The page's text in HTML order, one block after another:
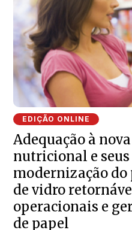
EDIÇÃO ONLINE
Adequação à
nutricional e
modernização do
de vidro
operacionais e
de papel